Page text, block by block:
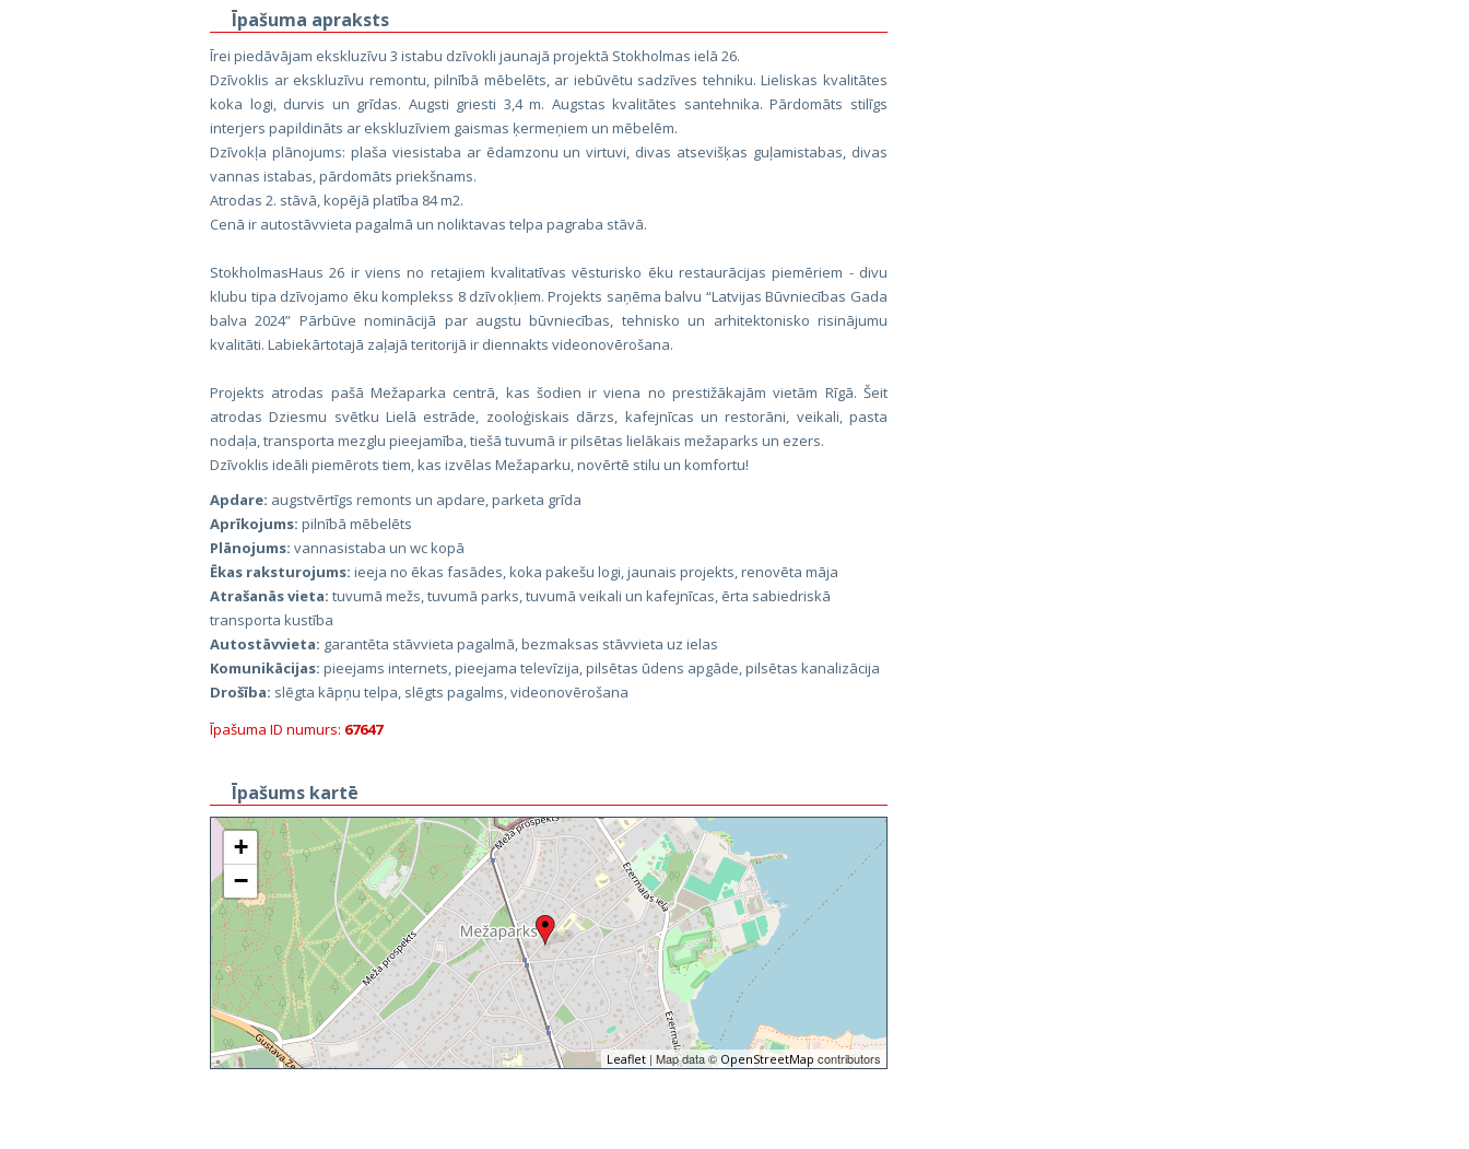
Īpašuma apraksts
Īrei piedāvājam ekskluzīvu 3 istabu dzīvokli jaunajā projektā Stokholmas ielā 26.
Dzīvoklis ar ekskluzīvu remontu, pilnībā mēbelēts, ar iebūvētu sadzīves tehniku. Lieliskas kvalitātes
koka logi, durvis un grīdas. Augsti griesti 3,4 m. Augstas kvalitātes santehnika. Pārdomāts stilīgs
interjers papildināts ar ekskluzīviem gaismas ķermeņiem un mēbelēm.
Dzīvokļa plānojums: plaša viesistaba ar ēdamzonu un virtuvi, divas atsevišķas guļamistabas, divas
vannas istabas, pārdomāts priekšnams.
Atrodas 2. stāvā, kopējā platība 84 m2.
Cenā ir autostāvvieta pagalmā un noliktavas telpa pagraba stāvā.
StokholmasHaus 26 ir viens no retajiem kvalitatīvas vēsturisko ēku restaurācijas piemēriem - divu
klubu tipa dzīvojamo ēku komplekss 8 dzīvokļiem. Projekts saņēma balvu “Latvijas Būvniecības Gada
balva 2024” Pārbūve nominācijā par augstu būvniecības, tehnisko un arhitektonisko risinājumu
kvalitāti. Labiekārtotajā zaļajā teritorijā ir diennakts videonovērošana.
Projekts atrodas pašā Mežaparka centrā, kas šodien ir viena no prestižākajām vietām Rīgā. Šeit
atrodas Dziesmu svētku Lielā estrāde, zooloģiskais dārzs, kafejnīcas un restorāni, veikali, pasta
nodaļa, transporta mezglu pieejamība, tiešā tuvumā ir pilsētas lielākais mežaparks un ezers.
Dzīvoklis ideāli piemērots tiem, kas izvēlas Mežaparku, novērtē stilu un komfortu!
Apdare: augstvērtīgs remonts un apdare, parketa grīda
Aprīkojums: pilnībā mēbelēts
Plānojums: vannasistaba un wc kopā
Ēkas raksturojums: ieeja no ēkas fasādes, koka pakešu logi, jaunais projekts, renovēta māja
Atrašanās vieta: tuvumā mežs, tuvumā parks, tuvumā veikali un kafejnīcas, ērta sabiedriskā
transporta kustība
Autostāvvieta: garantēta stāvvieta pagalmā, bezmaksas stāvvieta uz ielas
Komunikācijas: pieejams internets, pieejama televīzija, pilsētas ūdens apgāde, pilsētas kanalizācija
Drošība: slēgta kāpņu telpa, slēgts pagalms, videonovērošana
Īpašuma ID numurs: 67647
Īpašums kartē
+
−
Leaflet | Map data ©OpenStreetMap contributors